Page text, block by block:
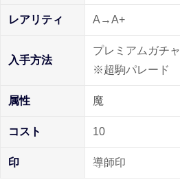
レアリティ A→A+
入手方法
プレミアムガチャ
※超駒パレード
属性 魔
コスト 10
印 導師印